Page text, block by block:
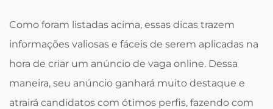
Como foram listadas acima, essas dicas trazem
informações valiosas e fáceis de serem aplicadas na
hora de criar um anúncio de vaga online. Dessa
maneira, seu anúncio ganhará muito destaque e
atrairá candidatos com ótimos perfis, fazendo com